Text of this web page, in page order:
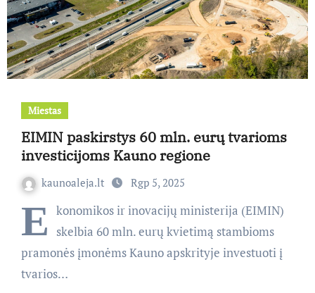
Miestas
EIMIN paskirstys 60 mln. eurų tvarioms
investicijoms Kauno regione
kaunoaleja.lt Rgp 5, 2025
E konomikos ir inovacijų ministerija (EIMIN)
skelbia 60 mln. eurų kvietimą stambioms
pramonės įmonėms Kauno apskrityje investuoti į
tvarios…